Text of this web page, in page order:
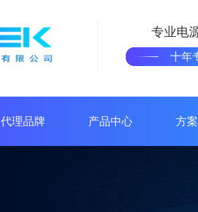
专业电
十年
代理品牌 产品中心 方